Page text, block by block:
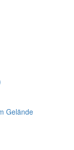
Gelände